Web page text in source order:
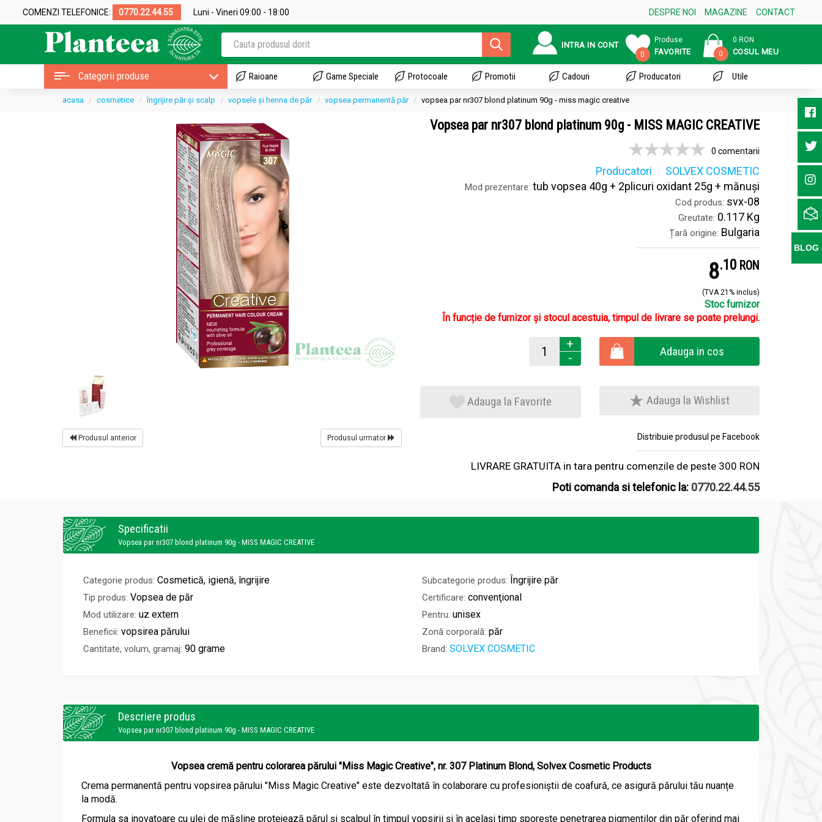
COMENZI TELEFONICE: 0770.22.44.55 Luni - Vineri 09:00 - 18:00 DESPRE NOI MAGAZINE CONTACT
INTRA IN CONT
0
Produse
FAVORITE 0
0 RON
COSUL MEU
Categorii produse Raioane Game Speciale Protocoale Promotii Cadouri Producatori Utile
acasa cosmetice îngrijire păr și scalp vopsele și henna de păr vopsea permanentă păr vopsea par nr307 blond platinum 90g - miss magic creative
Produsul anterior Produsul urmator
Vopsea par nr307 blond platinum 90g - MISS MAGIC CREATIVE
0 comentarii
Producatori SOLVEX COSMETIC
Mod prezentare: tub vopsea 40g + 2plicuri oxidant 25g + mănuși
Cod produs: svx-08
Greutate: 0.117 Kg
Țară origine: Bulgaria
8.1 RON
(TVA 21% inclus)
Stoc furnizor
În funcție de furnizor și stocul acestuia, timpul de livrare se poate prelungi.
+
-
Adauga in cos
Adauga la Favorite Adauga la Wishlist
Distribuie produsul pe Facebook
LIVRARE GRATUITA in tara pentru comenzile de peste 300 RON
Poti comanda si telefonic la: 0770.22.44.55
Specificatii
Vopsea par nr307 blond platinum 90g - MISS MAGIC CREATIVE
Categorie produs: Cosmetică, igienă, îngrijire Subcategorie produs: Îngrijire păr
Tip produs: Vopsea de păr Certificare: convenţional
Mod utilizare: uz extern Pentru: unisex
Beneficii: vopsirea părului Zonă corporală: păr
Cantitate, volum, gramaj: 90 grame Brand: SOLVEX COSMETIC
Descriere produs
Vopsea par nr307 blond platinum 90g - MISS MAGIC CREATIVE
Vopsea cremă pentru colorarea părului "Miss Magic Creative", nr. 307 Platinum Blond, Solvex Cosmetic Products
Crema permanentă pentru vopsirea părului "Miss Magic Creative" este dezvoltată în colaborare cu profesioniștii de coafură, ce asigură părului tău nuanțe
la modă.
Formula sa inovatoare cu ulei de măsline protejează părul și scalpul în timpul vopsirii și în același timp sporește penetrarea pigmenților din păr oferind mai
BLOG